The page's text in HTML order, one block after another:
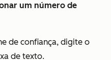
um número de
de confiança, digite o
de texto.